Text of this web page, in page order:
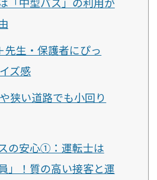
先生・保護者にぴっ
ズ感
狭い道路でも小回り
の安心①：運転士は
」！質の高い接客と運